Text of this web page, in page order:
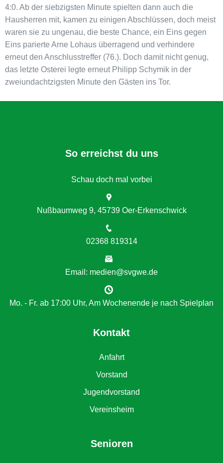
4:0. Ab der siebzigsten Minute spielten dann auch die
Hausherren mit, kamen zu einigen Abschlüssen, doch meist
waren sie zu ungenau, die beste Chance, ein Eins gegen
Eins parierte Arne Lohaus überragend und verhindere
erneut den Anschlusstreffer (76.). Doch damit nicht genug,
das letzte Osterei legte erneut Philipp Schymik in der
zweiundachtzigsten Minute den Gästen ins Tor.
So erreichst du uns
Schau doch mal vorbei
Nußbaumweg 9, 45739 Oer-Erkenschwick
02368 819314
Email: medien@svgwe.de
Mo. - Fr. ab 17:00 Uhr, Am Wochenende je nach Spielplan
Kontakt
Anfahrt
Vorstand
Jugendvorstand
Vereinsheim
Senioren